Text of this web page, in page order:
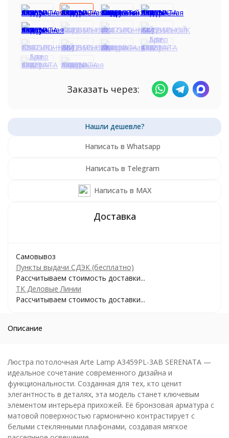
Заказать через:
Написать в Whatsapp
Написать в Telegram
Написать в MAX
Самовывоз
Пункты выдачи СДЭК (бесплатно)
Рассчитываем стоимость доставки...
ТК Деловые Линии
Рассчитываем стоимость доставки...
Описание
Люстра потолочная Arte Lamp A3459PL-3AB SERENATA —
идеальное сочетание современного дизайна и
функциональности. Созданная для тех, кто ценит
элегантность в деталях, эта модель станет ключевым
элементом интерьера прихожей. Её бронзовая арматура с
матовой поверхностью гармонично контрастирует с
белыми стеклянными плафонами, создавая мягкое